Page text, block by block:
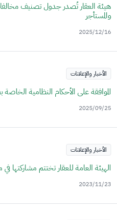
هيئة العقار تُصدر جدول تصنيف
والمستأجر
2025/12/16
الأخبار والإعلانات
الموافقة على الأحكام النظامية الخاصة
2025/09/25
الأخبار والإعلانات
الهيئة العامة للعقار تختتم
2023/11/23